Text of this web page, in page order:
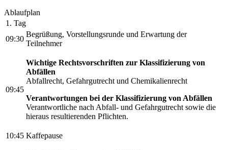
Ablaufplan
1. Tag
09:30
Begrüßung, Vorstellungsrunde und Erwartung der
Teilnehmer
09:45
Wichtige Rechtsvorschriften zur Klassifizierung von
Abfällen
Abfallrecht, Gefahrgutrecht und Chemikalienrecht
Verantwortungen bei der Klassifizierung von Abfällen
Verantwortliche nach Abfall- und Gefahrgutrecht sowie die
hieraus resultierenden Pflichten.
10:45 Kaffepause